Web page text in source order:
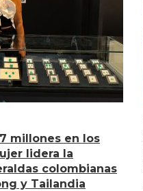
millones en los
lidera la
colombianas
y Tailandia